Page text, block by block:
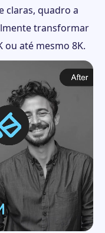
claras, quadro a
transformar
ou até mesmo 8K.